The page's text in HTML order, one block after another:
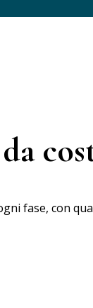
fase, con